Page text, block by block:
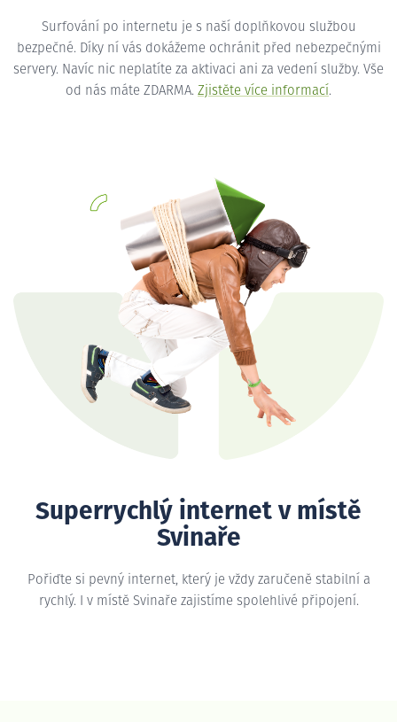
Surfování po internetu je s naší doplňkovou službou
bezpečné. Díky ní vás dokážeme ochránit před nebezpečnými
servery. Navíc nic neplatíte za aktivaci ani za vedení služby. Vše
od nás máte ZDARMA. Zjistěte více informací.
Superrychlý internet v místě
Svinaře
Pořiďte si pevný internet, který je vždy zaručeně stabilní a
rychlý. I v místě Svinaře zajistíme spolehlivé připojení.